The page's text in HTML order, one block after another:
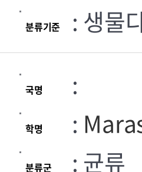
분류기준 : 생물
국명 :
학명 :
분류군 : 균류